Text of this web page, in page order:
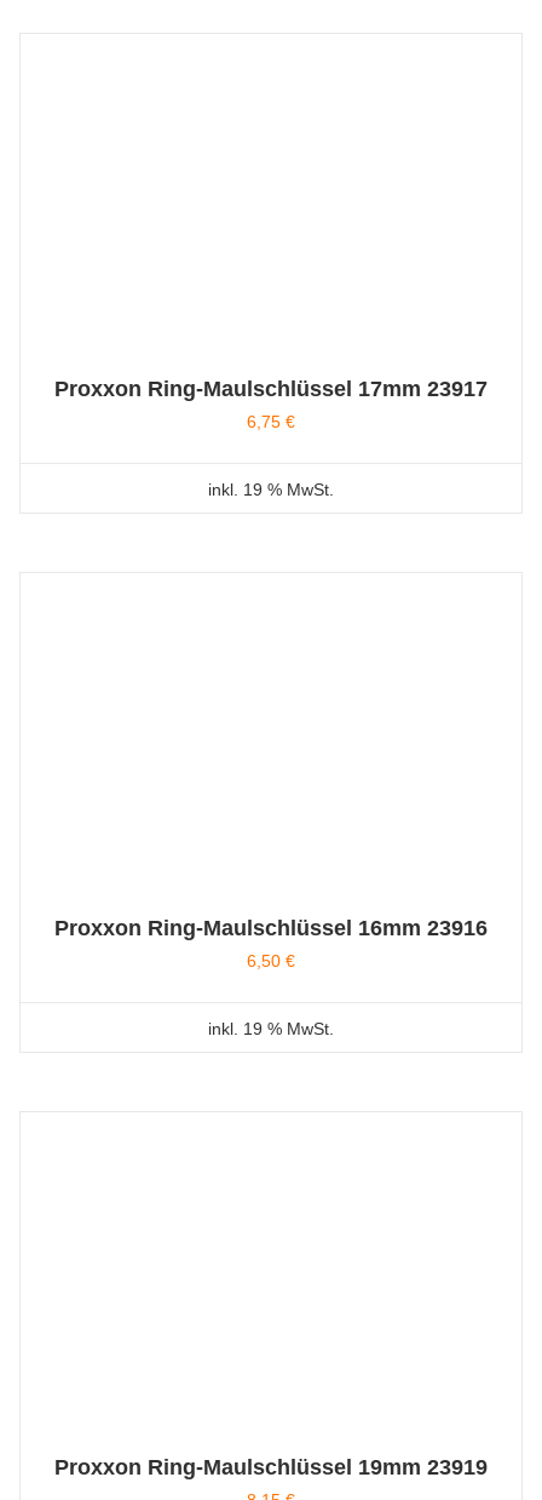
Proxxon Ring-Maulschlüssel 17mm 23917
6,75 €
inkl. 19 % MwSt.
Proxxon Ring-Maulschlüssel 16mm 23916
6,50 €
inkl. 19 % MwSt.
Proxxon Ring-Maulschlüssel 19mm 23919